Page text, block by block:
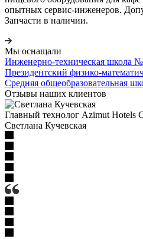
опытных сервис-инженеров.
Запчасти в наличии.
Мы оснащали
Инженерно-техническая школа
Президентский физико-
Средняя общеобразовательная
Отзывы наших клиентов
Главный технолог Azimut Hotels
Светлана Кучевская